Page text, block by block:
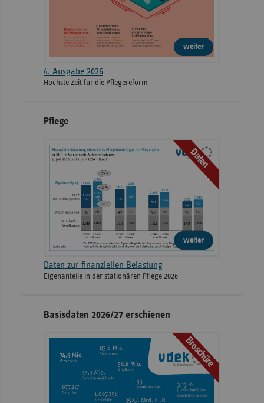
weiter
4. Ausgabe 2026
Höchste Zeit für die Pflegereform
Pflege
Daten
weiter
Daten zur finanziellen Belastung
Eigenanteile in der stationären Pflege 2026
Basisdaten 2026/27 erschienen
Broschüre